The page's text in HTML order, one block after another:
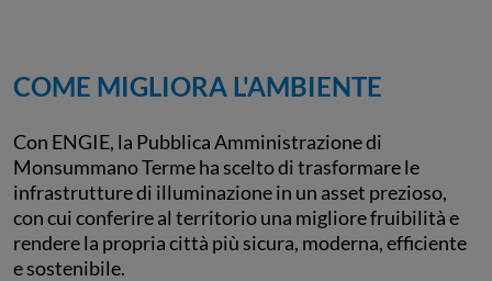
COME MIGLIORA L'AMBIENTE
Con ENGIE, la Pubblica Amministrazione di
Monsummano Terme ha scelto di trasformare le
infrastrutture di illuminazione in un asset prezioso,
con cui conferire al territorio una migliore fruibilità e
rendere la propria città più sicura, moderna, efficiente
e sostenibile.